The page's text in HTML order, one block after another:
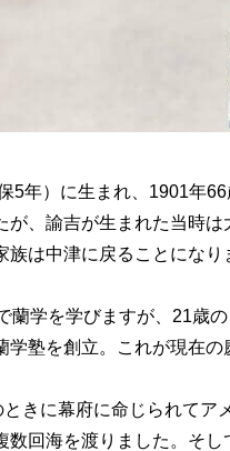
5年）に生まれ、1901年
が、諭吉が生まれた当時
は中津に戻ることになり
蘭学を学びますが、21歳
学塾を創立。これが現在の
きに幕府に命じられて
数回海を渡りました。そ